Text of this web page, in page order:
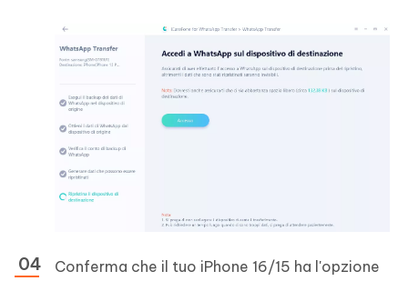
Conferma che il tuo iPhone 16/15 ha l'opzione